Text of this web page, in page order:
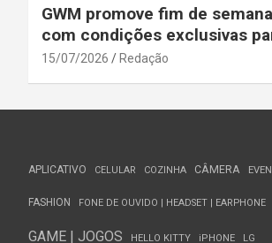
GWM promove fim de semana
com condições exclusivas
o Wey 07
15/07/2026 Redação
APLICATIVO CELULAR COZINHA CÂMERA
FASHION FONE DE OUVIDO | HEADSET | EARPHONE
GAME | JOGOS HELLO KITTY iPHONE LG